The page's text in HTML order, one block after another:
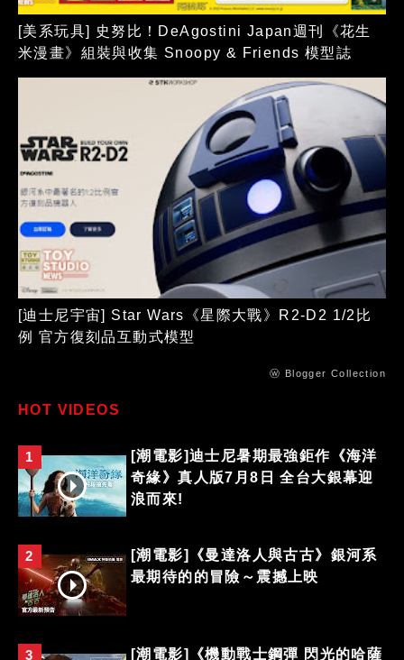
[美系玩具] 史努比！DeAgostini Japan週刊《花生
米漫畫》組裝與收集 Snoopy & Friends 模型誌
[迪士尼宇宙] Star Wars《星際大戰》R2-D2 1/2比
例 官方復刻品互動式模型
ⓦ Blogger Collection
HOT VIDEOS
1
[潮電影]迪士尼暑期最強鉅作《海洋
奇緣》真人版7月8日 全台大銀幕迎
浪而來!
2
[潮電影]《曼達洛人與古古》銀河系
最期待的的冒險～震撼上映
3 [潮電影]《機動戰士鋼彈 閃光的哈薩